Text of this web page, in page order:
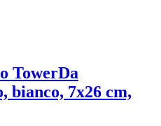
TowerDa
bianco, 7x26 cm,